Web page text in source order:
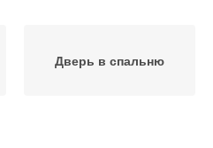
Дверь в спальню